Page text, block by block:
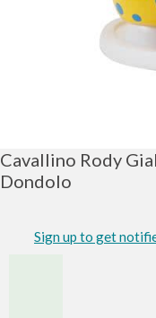
galleria
di
immagini
Cavallino Rody
Dondolo
Sign up to get